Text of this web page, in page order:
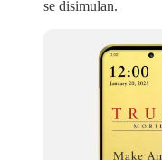
se disimulan.